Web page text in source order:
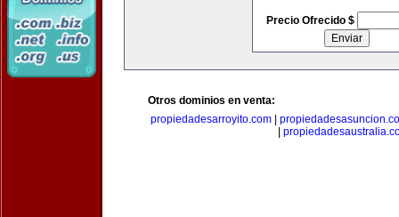
Precio Ofrecido $
Otros dominios en venta:
propiedadesarroyito.com|